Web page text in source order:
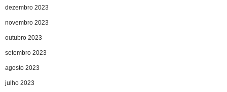
dezembro 2023
novembro 2023
outubro 2023
setembro 2023
agosto 2023
julho 2023